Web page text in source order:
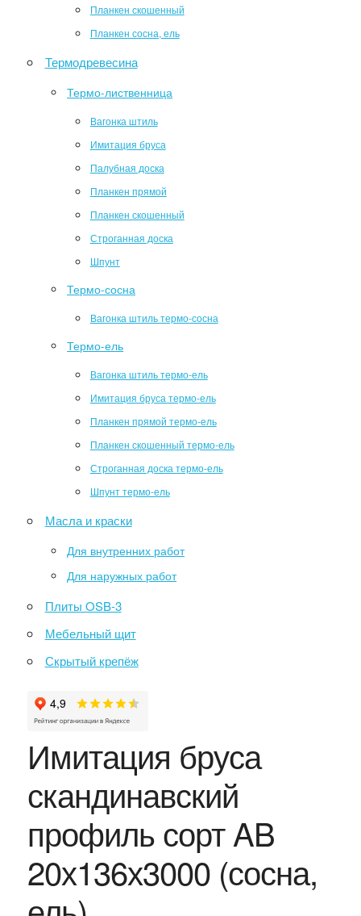
Планкен скошенный
Планкен сосна, ель
Термодревесина
Термо-лиственница
Вагонка штиль
Имитация бруса
Палубная доска
Планкен прямой
Планкен скошенный
Строганная доска
Шпунт
Термо-сосна
Вагонка штиль термо-сосна
Термо-ель
Вагонка штиль термо-ель
Имитация бруса термо-ель
Планкен прямой термо-ель
Планкен скошенный термо-ель
Строганная доска термо-ель
Шпунт термо-ель
Масла и краски
Для внутренних работ
Для наружных работ
Плиты OSB-3
Мебельный щит
Скрытый крепёж
Имитация бруса
скандинавский
профиль сорт AB
20х136х3000 (сосна,